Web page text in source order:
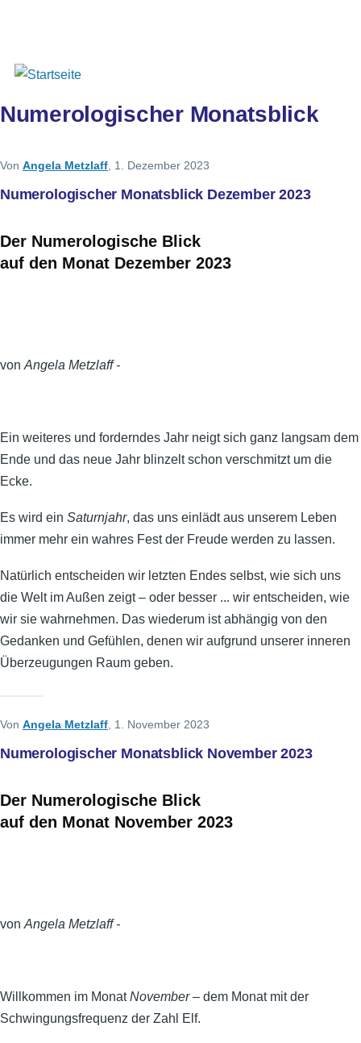
Numerologischer Monatsblick
Von Angela Metzlaff , 1. Dezember 2023
Numerologischer Monatsblick Dezember 2023
Der Numerologische Blick
auf den Monat Dezember 2023
von Angela Metzlaff -
Ein weiteres und forderndes Jahr neigt sich ganz langsam dem
Ende und das neue Jahr blinzelt schon verschmitzt um die
Ecke.
Es wird ein Saturnjahr, das uns einlädt aus unserem Leben
immer mehr ein wahres Fest der Freude werden zu lassen.
Natürlich entscheiden wir letzten Endes selbst, wie sich uns
die Welt im Außen zeigt – oder besser ... wir entscheiden, wie
wir sie wahrnehmen. Das wiederum ist abhängig von den
Gedanken und Gefühlen, denen wir aufgrund unserer inneren
Überzeugungen Raum geben.
Von Angela Metzlaff , 1. November 2023
Numerologischer Monatsblick November 2023
Der Numerologische Blick
auf den Monat November 2023
von Angela Metzlaff -
Willkommen im MonatNovember– dem Monat mit der
Schwingungsfrequenz der Zahl Elf.